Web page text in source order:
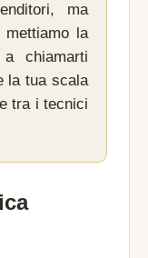
ma
mettiamo la
chiamarti
la tua scala
tra i tecnici